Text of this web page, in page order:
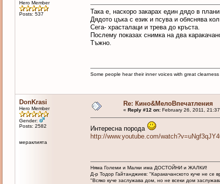
Hero Member
Posts: 537
Така е, наскоро закарах един дядо в
Дядото цъка с език и псува и обяснява
Сега- храсталаци и трева до кръста.
Послему показах снимка на два
Тъжно.
Some people hear their inner voices with great
DonKrasi
Hero Member
Gender:
Posts: 2582
мераклията
Re: Кино&МелоВпечатления
« Reply #12 on:February 26, 2011,
Интересна порода
http://www.youtube.com/
Няма Големи и Малки има ДОСТОЙНИ и ЖАЛКИ!
Д-р Тодор Гайтанджиев: "Каракачанското куче не
"Всяко куче заслужава дом, но не всеки дом